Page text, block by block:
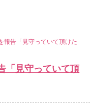
報告「見守っていて頂けた
「見守っていて頂